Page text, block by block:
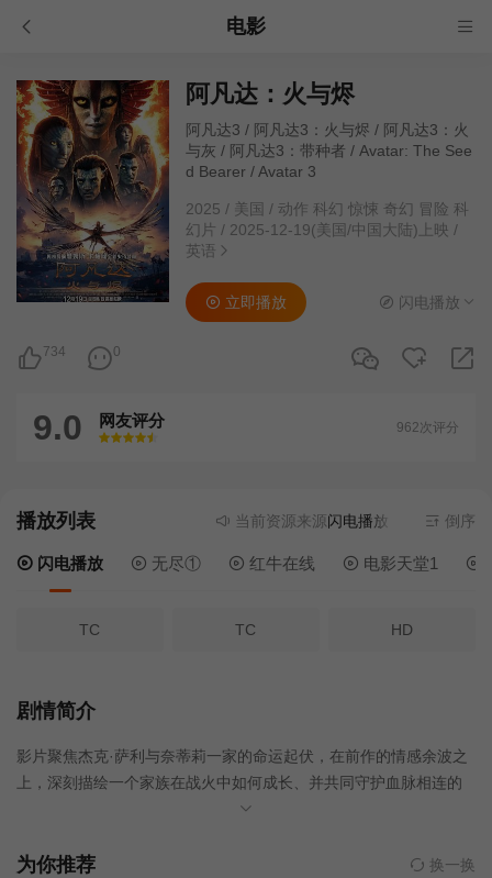
电影
阿凡达：火与烬
阿凡达3 / 阿凡达3：火与烬 / 阿凡达3：火
与灰 / 阿凡达3：带种者 / Avatar: The See
d Bearer / Avatar 3
2025 / 美国 / 动作 科幻 惊悚 奇幻 冒险 科
幻片 / 2025-12-19(美国/中国大陆)上映 /
英语
734 0
立即播放 闪电播放
9.0 网友评分
很差
较差还行推荐力荐
962次评分
播放列表 当前资源来源闪电播放- 无需安装任何
倒序
闪电播放 无尽① 红牛在线 电影天堂1
TC TC HD
剧情简介
影片聚焦杰克·萨利与奈蒂莉一家的命运起伏，在前作的情感余波之
上，深刻描绘一个家族在战火中如何成长、并共同守护血脉相连的
情感纽带的历程，从而将故事推向更具张力的全新维度。此外，潘
和平的全新游牧民族，他们乘坐独特的浮空生物飞船穿梭于各部落
为你推荐 换一换